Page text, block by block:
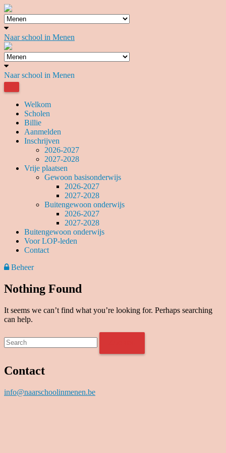
Naar school in Menen
Naar school in Menen
Welkom
Scholen
Billie
Aanmelden
Inschrijven
2026-2027
2027-2028
Vrije plaatsen
Gewoon basisonderwijs
2026-2027
2027-2028
Buitengewoon onderwijs
2026-2027
2027-2028
Buitengewoon onderwijs
Voor LOP-leden
Contact
Beheer
Nothing Found
It seems we can’t find what you’re looking for. Perhaps searching
can help.
Contact
info@naarschoolinmenen.be